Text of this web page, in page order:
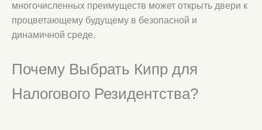
многочисленных преимуществ может открыть двери к
процветающему будущему в безопасной и
динамичной среде.
Почему Выбрать Кипр для
Налогового Резидентства?